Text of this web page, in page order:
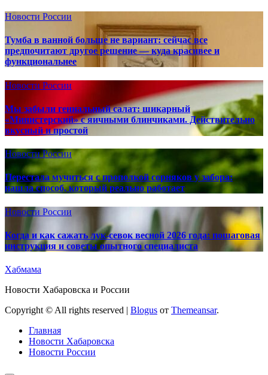
Новости России
Тумба в ванной больше не вариант: сейчас все
предпочитают другое решение — куда красивее и
функциональнее
Новости России
Мы забыли гениальный салат: шикарный
«Министерский» с яичными блинчиками. Действительно
вкусный и простой
Новости России
Перестала мучиться с прополкой сорняков у забора:
нашла способ, который реально работает
Новости России
Когда и как сажать лук-севок весной 2026 года: пошаговая
инструкция и советы опытного специалиста
Хабмама
Новости Хабаровска и России
Copyright © All rights reserved | Blogus от Themeansar.
Главная
Новости Хабаровска
Новости России